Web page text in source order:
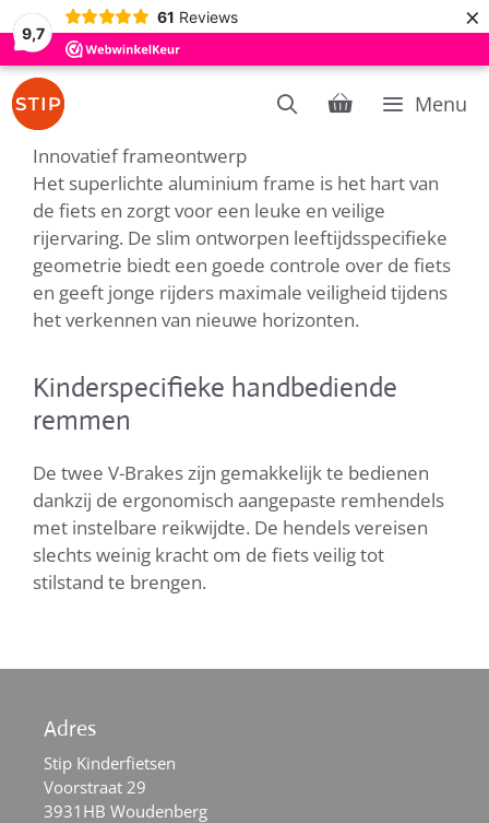
9,7
61 Reviews ×
Ga
naar
inhoud
Menu
Innovatief frameontwerp
Het superlichte aluminium frame is het hart van
de fiets en zorgt voor een leuke en veilige
rijervaring. De slim ontworpen leeftijdsspecifieke
geometrie biedt een goede controle over de fiets
en geeft jonge rijders maximale veiligheid tijdens
het verkennen van nieuwe horizonten.
Kinderspecifieke handbediende
remmen
De twee V-Brakes zijn gemakkelijk te bedienen
dankzij de ergonomisch aangepaste remhendels
met instelbare reikwijdte. De hendels vereisen
slechts weinig kracht om de fiets veilig tot
stilstand te brengen.
Adres
Stip Kinderfietsen
Voorstraat 29
3931HB Woudenberg